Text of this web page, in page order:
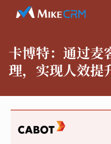
卡博特： 通过麦
理，实现人效提